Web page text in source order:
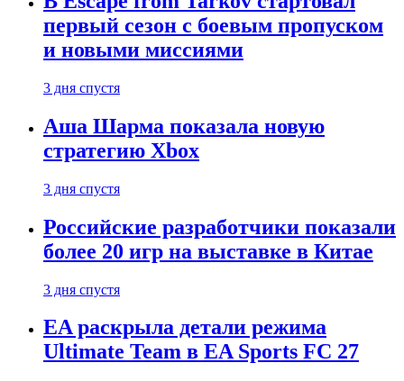
первый сезон с боевым пропуском
и новыми миссиями
3 дня спустя
Аша Шарма показала новую
стратегию Xbox
3 дня спустя
Российские разработчики показали
более 20 игр на выставке в Китае
3 дня спустя
EA раскрыла детали режима
Ultimate Team в EA Sports FC 27